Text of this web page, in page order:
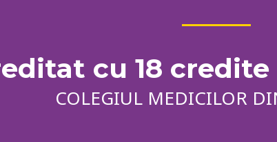
cu 18 credite
COLEGIUL MEDICILOR